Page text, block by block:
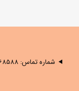
شماره تماس: 09017368588